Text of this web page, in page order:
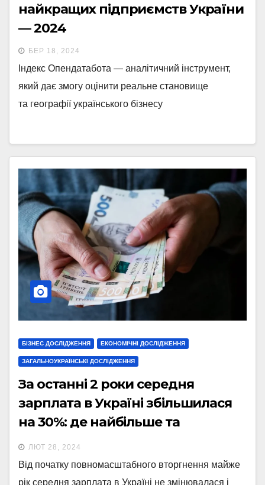
найкращих підприємств України
— 2024
БЕР 18, 2024
Індекс Опендатабота — аналітичний інструмент,
який дає змогу оцінити реальне становище
та географії українського бізнесу
БІЗНЕС ДОСЛІДЖЕННЯ ЕКОНОМІЧНІ ДОСЛІДЖЕННЯ
ЗАГАЛЬНОУКРАЇНСЬКІ ДОСЛІДЖЕННЯ
За останні 2 роки середня
зарплата в Україні збільшилася
на 30%: де найбільше та
найменше (інфографіка)
ЛЮТ 28, 2024
Від початку повномасштабного вторгнення майже
рік середня зарплата в Україні не змінювалася і